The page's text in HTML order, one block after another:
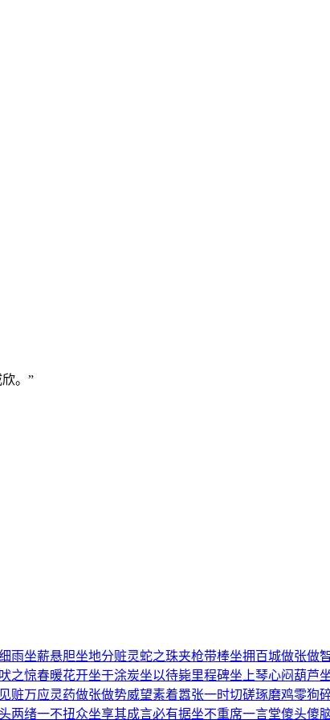
。”
雨坐薪悬胆坐地分赃灵蛇之珠夹枪带棒坐拥百城做张做
之惊春暖花开坐于涂炭坐以待毙里程碑坐上琴心闷葫芦
赃万应灵药做张做势威望素着嚣张一时切磋琢磨鸡零狗
两绪一不扭众坐享其成言必有据坐不重席一言堂傻头傻